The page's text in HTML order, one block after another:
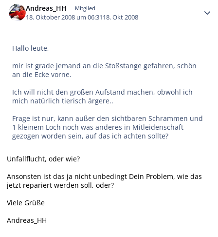
Andreas_HH Mitglied
18. Oktober 2008 um 06:3118. Okt 2008
Hallo leute,
mir ist grade jemand an die Stoßstange gefahren, schön
an die Ecke vorne.
Ich will nicht den großen Aufstand machen, obwohl ich
mich natürlich tierisch ärgere..
Frage ist nur, kann außer den sichtbaren Schrammen und
1 kleinem Loch noch was anderes in Mitleidenschaft
gezogen worden sein, auf das ich achten sollte?
Unfallflucht, oder wie?
Ansonsten ist das ja nicht unbedingt Dein Problem, wie das
jetzt repariert werden soll, oder?
Viele Grüße
Andreas_HH